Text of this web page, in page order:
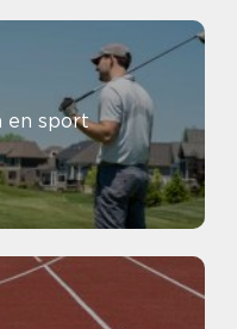
en sport